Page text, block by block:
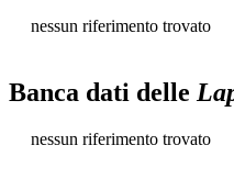
nessun riferimento trovato
Banca dati delle
nessun riferimento trovato